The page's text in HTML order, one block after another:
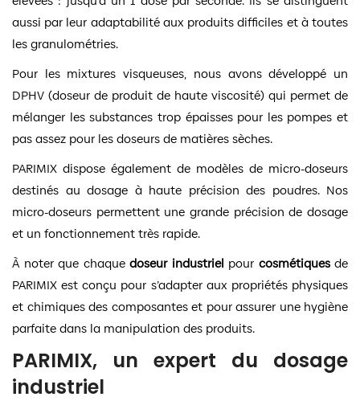
aussi par leur adaptabilité aux produits difficiles et à toutes
les granulométries.
Pour les mixtures visqueuses, nous avons développé un
DPHV (doseur de produit de haute viscosité) qui permet de
mélanger les substances trop épaisses pour les pompes et
pas assez pour les doseurs de matières sèches.
PARIMIX dispose également de modèles de micro-doseurs
destinés au dosage à haute précision des poudres. Nos
micro-doseurs permettent une grande précision de dosage
et un fonctionnement très rapide.
À noter que chaque doseur industriel pour cosmétiquesde
PARIMIX est conçu pour s’adapter aux propriétés physiques
et chimiques des composantes et pour assurer une hygiène
parfaite dans la manipulation des produits.
PARIMIX, un expert du dosage
industriel